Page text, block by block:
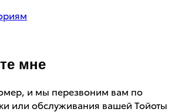
мне
и мы перезвоним вам по
или обслуживания вашей Тойоты